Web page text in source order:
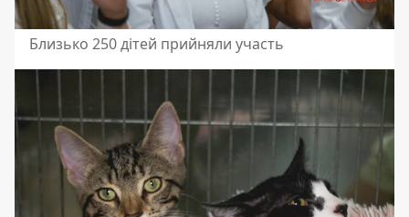
Близько 250 дітей прийняли участь